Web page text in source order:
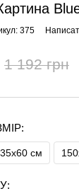
375
1 192 грн
см